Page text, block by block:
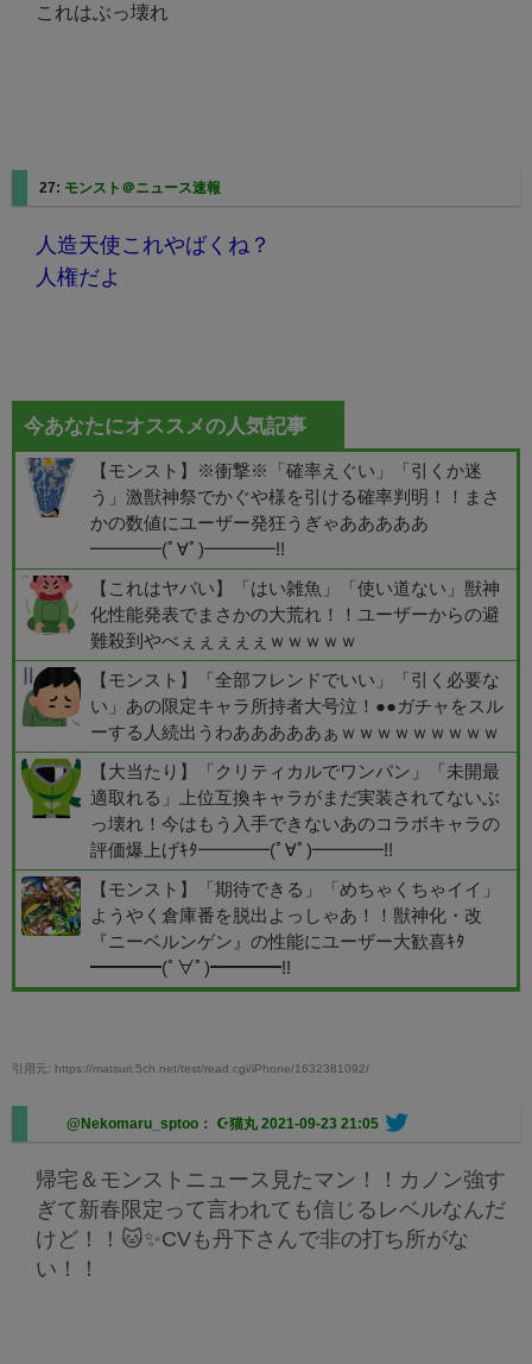
これはぶっ壊れ
27: モンスト＠ニュース速報
人造天使これやばくね？
人権だよ
今あなたにオススメの人気記事
【モンスト】※衝撃※「確率えぐい」「引くか迷
う」激獣神祭でかぐや様を引ける確率判明！！まさ
かの数値にユーザー発狂うぎゃあああああ
━━━━(ﾟ∀ﾟ)━━━━!!
【これはヤバい】「はい雑魚」「使い道ない」獣神
化性能発表でまさかの大荒れ！！ユーザーからの避
難殺到やべぇぇぇぇぇｗｗｗｗｗ
【モンスト】「全部フレンドでいい」「引く必要な
い」あの限定キャラ所持者大号泣！●●ガチャをスル
ーする人続出うわあああああぁｗｗｗｗｗｗｗｗｗ
【大当たり】「クリティカルでワンパン」「未開最
適取れる」上位互換キャラがまだ実装されてないぶ
っ壊れ！今はもう入手できないあのコラボキャラの
評価爆上げｷﾀ━━━━(ﾟ∀ﾟ)━━━━!!
【モンスト】「期待できる」「めちゃくちゃイイ」
ようやく倉庫番を脱出よっしゃあ！！獣神化・改
『ニーベルンゲン』の性能にユーザー大歓喜ｷﾀ
━━━━(ﾟ∀ﾟ)━━━━!!
引用元: https://matsuri.5ch.net/test/read.cgi/iPhone/1632381092/
@Nekomaru_sptoo： ☪︎猫丸 2021-09-23 21:05
帰宅＆モンストニュース見たマン！！カノン強す
ぎて新春限定って言われても信じるレベルなんだ
けど！！🐱✨CVも丹下さんで非の打ち所がな
い！！